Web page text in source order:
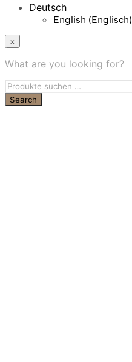
Deutsch
English (Englisch)
×
What are you looking for?